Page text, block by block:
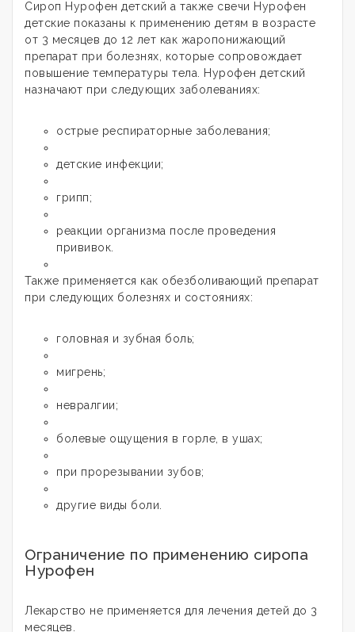
Сироп Нурофен детский а также свечи Нурофен
детские показаны к применению детям в возрасте
от 3 месяцев до 12 лет как жаропонижающий
препарат при болезнях, которые сопровождает
повышение температуры тела. Нурофен детский
назначают при следующих заболеваниях:
острые респираторные заболевания;
детские инфекции;
грипп;
реакции организма после проведения
прививок.
Также применяется как обезболивающий препарат
при следующих болезнях и состояниях:
головная и зубная боль;
мигрень;
невралгии;
болевые ощущения в горле, в ушах;
при прорезывании зубов;
другие виды боли.
Ограничение по применению сиропа
Нурофен
Лекарство не применяется для лечения детей до 3
месяцев.